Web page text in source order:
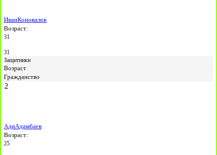
ИванКоновалов
Возраст:
31
31
Защитники
Возраст
Гражданство
2
АдиАдамбаев
Возраст:
25